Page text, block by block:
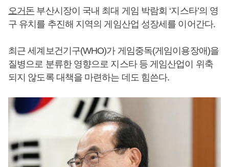
오거돈 부산시장이 국내 최대 게임 박람회 ‘지스타’의 영
구 유치를 추진해 지역의 게임산업 성장세를 이어간다.
최근 세계보건기구(WHO)가 게임중독(게임이용장애)을
질병으로 분류한 영향으로 지스타 등 게임산업이 위축
되지 않도록 대책을 마련하는 데도 힘쓴다.